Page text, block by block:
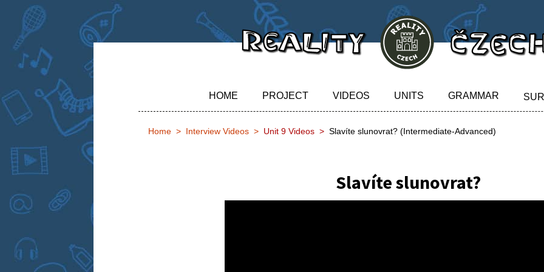
HOME PROJECT VIDEOS UNITS GRAMMAR
Home Interview Videos Unit 9 Videos Slavíte slunovrat? (Intermediate-Advanced)
Slavíte slunovrat?